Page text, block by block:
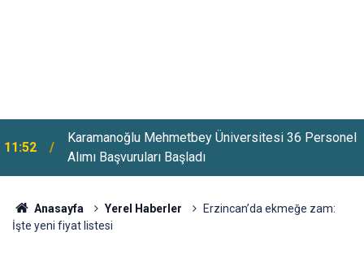
Alımı Başvuruları Başladı
11:26
Abdullah Gül Üniversitesi 18 Personel Alımı
Başvuruları Başladı
Anasayfa Yerel Haberler
Erzincan’da ekmeğe zam:
İşte yeni fiyat listesi